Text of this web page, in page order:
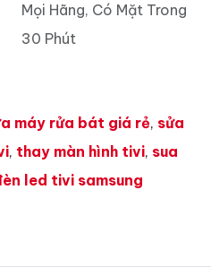
Mọi Hãng, Có Mặt Trong
30 Phút
máy rửa bát giá rẻ, sửa
, thay màn hình tivi, sua
led tivi samsung